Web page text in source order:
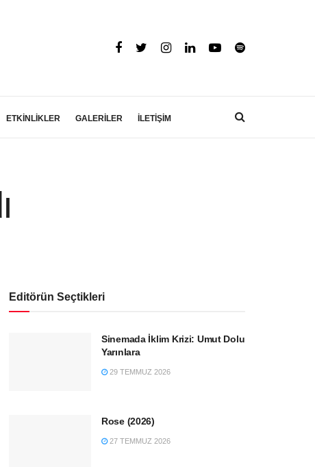
ETKİNLİKLER GALERİLER İLETİŞİM
Editörün Seçtikleri
Sinemada İklim Krizi: Umut Dolu
Yarınlara
29 TEMMUZ 2026
Rose (2026)
27 TEMMUZ 2026